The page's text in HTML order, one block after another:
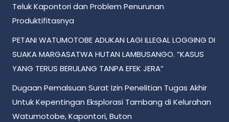
Teluk Kapontori dan Problem Penurunan
Produktifitasnya
PETANI WATUMOTOBE ADUKAN LAGI ILLEGAL LOGGING DI
SUAKA MARGASATWA HUTAN LAMBUSANGO. “KASUS
YANG TERUS BERULANG TANPA EFEK JERA”
Dugaan Pemalsuan Surat Izin Penelitian Tugas Akhir
Untuk Kepentingan Eksplorasi Tambang di Kelurahan
Watumotobe, Kapontori, Buton